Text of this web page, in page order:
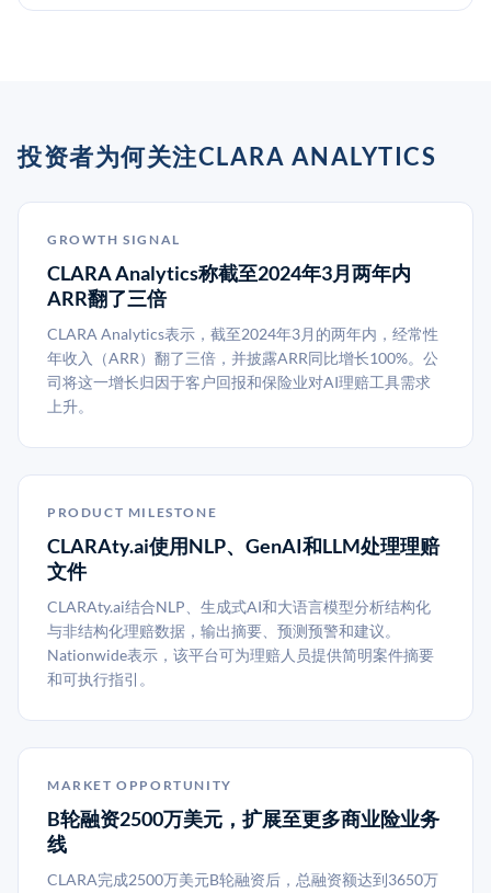
投资者为何关注CLARA ANALYTICS
GROWTH SIGNAL
CLARA Analytics称截至2024年3月两年内
ARR翻了三倍
CLARA Analytics表示，截至2024年3月的两年内，经常性
年收入（ARR）翻了三倍，并披露ARR同比增长100%。公
司将这一增长归因于客户回报和保险业对AI理赔工具需求
上升。
PRODUCT MILESTONE
CLARAty.ai使用NLP、GenAI和LLM处理理赔
文件
CLARAty.ai结合NLP、生成式AI和大语言模型分析结构化
与非结构化理赔数据，输出摘要、预测预警和建议。
Nationwide表示，该平台可为理赔人员提供简明案件摘要
和可执行指引。
MARKET OPPORTUNITY
B轮融资2500万美元，扩展至更多商业险业务
线
CLARA完成2500万美元B轮融资后，总融资额达到3650万